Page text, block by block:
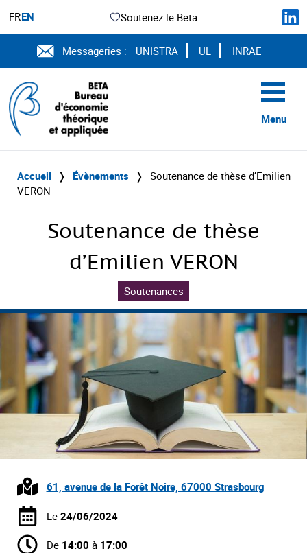
FREN Soutenez le Beta
Messageries : UNISTRA UL INRAE
Menu
Accueil ❭ Évènements ❭ Soutenance de thèse d’Emilien
VERON
Soutenance de thèse
d’Emilien VERON
Soutenances
61, avenue de la Forêt Noire, 67000 Strasbourg
Le 24/06/2024
De 14:00 à 17:00